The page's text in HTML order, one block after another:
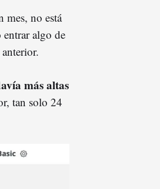
mes, no está
algo de
más altas
tan solo 24